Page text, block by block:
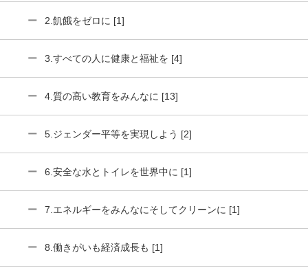
2.飢餓をゼロに [1]
3.すべての人に健康と福祉を [4]
4.質の高い教育をみんなに [13]
5.ジェンダー平等を実現しよう [2]
6.安全な水とトイレを世界中に [1]
7.エネルギーをみんなにそしてクリーンに [1]
8.働きがいも経済成長も [1]